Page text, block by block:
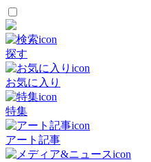
探す
お気に入り
特集
アート記事